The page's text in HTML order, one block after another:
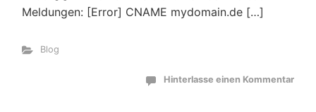
Meldungen: [Error] CNAME mydomain.de […]
Blog
Hinterlasse einen Kommentar